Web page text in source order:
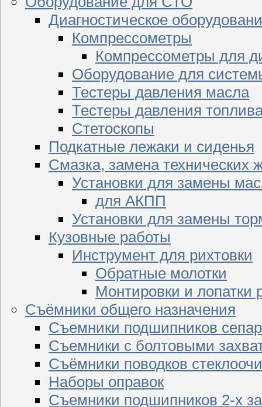
Диагностическое
Компрессометры
Компрессометры для
Оборудование для
Тестеры давления масла
Тестеры давления
Стетоскопы
Подкатные лежаки и сиденья
Смазка, замена технических
Установки для замены
для АКПП
Установки для замены
Кузовные работы
Инструмент для рихтовки
Обратные молотки
Монтировки и лопатки
Съёмники общего назначения
Съемники подшипников
Съемники с болтовыми
Съёмники поводков
Наборы оправок
Съемники подшипников 2-х